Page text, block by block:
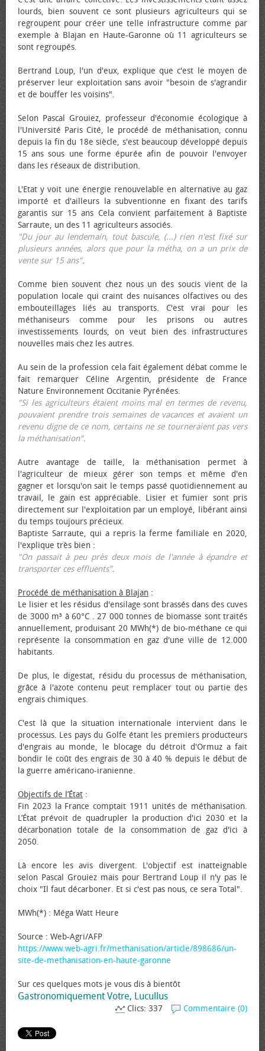
lourds, bien souvent ce sont plusieurs agriculteurs qui se
regroupent pour créer une telle infrastructure comme par
exemple à Blajan en Haute-Garonne où 11 agriculteurs se
sont regroupés.
Bertrand Loup, l'un d'eux, explique que c'est le moyen de
préserver leur exploitation sans avoir "besoin de s'agrandir
et de bouffer les voisins".
Selon Pascal Grouiez, professeur d'économie écologique à
l'Université Paris Cité, le procédé de méthanisation, connu
depuis la fin du 18e siècle, s'est beaucoup développé depuis
15 ans sous une forme épurée afin de pouvoir l'envoyer
dans les réseaux de distribution.
L'Etat y voit une énergie renouvelable en alternative au gaz
importé et d'ailleurs la subventionne en fixant des tarifs
garantis sur 15 ans Cela convient parfaitement à Baptiste
Sarraute, un des 11 agriculteurs associés.
"Du jour au lendemain, tout bascule, (...) rien n'est fixé sur
plusieurs années, alors que pour la métha, on a un prix de
vente sur 15 ans".
Comme bien souvent chez nous un des soucis vient de la
population locale qui craint des nuisances olfactives ou des
embouteillages liés au transports. C'est vrai pour les
méthaniseurs comme pour les prisons ou autres
investissements lourds, on veut bien des infrastructures
nouvelles mais chez les autres.
Au sein de la profession cela fait également débat comme le
fait remarquer Céline Argentin, présidente de France
Nature Environnement Occitanie Pyrénées.
"Si les agriculteurs étaient moins mal en termes de revenu,
pouvaient prendre trois semaines de vacances et avaient un
revenu digne de ce nom, certains ne se tourneraient pas vers
la méthanisation".
Autre avantage de taille, la méthanisation permet à
l'agriculteur de mieux gérer son temps et même d'en
gagner et lorsqu'on sait le temps passé quotidiennement au
travail, le gain est appréciable. Lisier et fumier sont pris
directement sur l'exploitation par un employé, libérant ainsi
du temps toujours précieux.
Baptiste Sarraute, qui a repris la ferme familiale en 2020,
l'explique très bien :
"On passait à peu près deux mois de l'année à épandre et
transporter ces effluents".
Procédé de méthanisation à Blajan :
Le lisier et les résidus d'ensilage sont brassés dans des cuves
de 3000 m³ à 60°C . 27 000 tonnes de biomasse sont traités
annuellement, produisant 20 MWh(*) de bio-méthane ce qui
représente la consommation en gaz d'une ville de 12.000
habitants.
De plus, le digestat, résidu du processus de méthanisation,
grâce à l'azote contenu peut remplacer tout ou partie des
engrais chimiques.
C'est là que la situation internationale intervient dans le
processus. Les pays du Golfe étant les premiers producteurs
d'engrais au monde, le blocage du détroit d'Ormuz a fait
bondir le coût des engrais de 30 à 40 % depuis le début de
la guerre américano-iranienne.
Objectifs de l’État :
Fin 2023 la France comptait 1911 unités de méthanisation.
L’État prévoit de quadrupler la production d'ici 2030 et la
décarbonation totale de la consommation de gaz d'ici à
2050.
Là encore les avis divergent. L'objectif est inatteignable
selon Pascal Grouiez mais pour Bertrand Loup il n'y pas le
choix "Il faut décarboner. Et si c'est pas nous, ce sera Total".
MWh(*) : Méga Watt Heure
Source : Web-Agri/AFP
https://www.web-agri.fr/methanisation/article/898686/un-
site-de-methanisation-en-haute-garonne
Sur ces quelques mots je vous dis à bientôt
Gastronomiquement Votre, Lucullus
Commentaire (0)
Clics: 337